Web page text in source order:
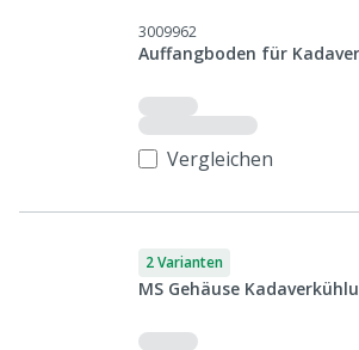
3009962
Auffangboden für
Vergleichen
2 Varianten
MS Gehäuse